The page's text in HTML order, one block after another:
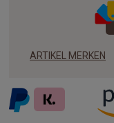
ARTIKEL MERKEN